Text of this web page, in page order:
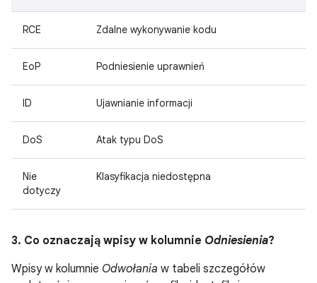
RCE Zdalne wykonywanie kodu
EoP Podniesienie uprawnień
ID Ujawnianie informacji
DoS Atak typu DoS
Nie
dotyczy
Klasyfikacja niedostępna
3. Co oznaczają wpisy w kolumnie Odniesienia?
Wpisy w kolumnie Odwołania w tabeli szczegółów